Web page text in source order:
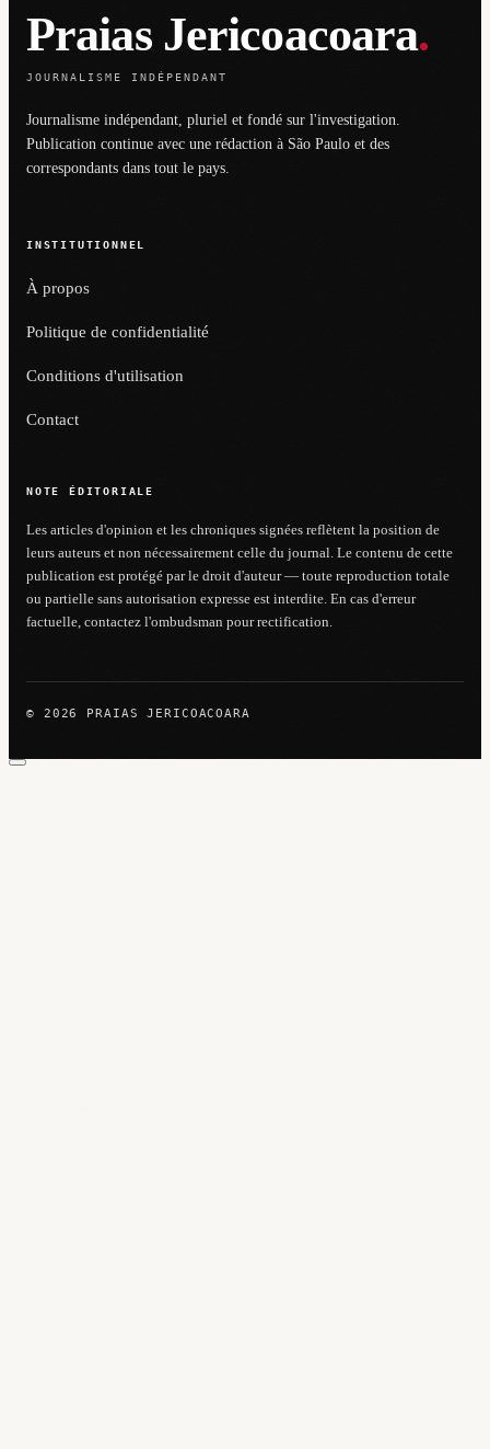
Praias Jericoacoara.
JOURNALISME INDÉPENDANT
Journalisme indépendant, pluriel et fondé sur l'investigation.
Publication continue avec une rédaction à São Paulo et des
correspondants dans tout le pays.
INSTITUTIONNEL
À propos
Politique de confidentialité
Conditions d'utilisation
Contact
NOTE ÉDITORIALE
Les articles d'opinion et les chroniques signées reflètent la position de
leurs auteurs et non nécessairement celle du journal. Le contenu de cette
publication est protégé par le droit d'auteur — toute reproduction totale
ou partielle sans autorisation expresse est interdite. En cas d'erreur
factuelle, contactez l'ombudsman pour rectification.
© 2026 PRAIAS JERICOACOARA